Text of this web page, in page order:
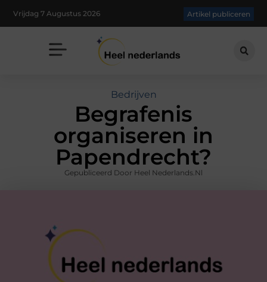
Vrijdag 7 Augustus 2026 Artikel publiceren
Bedrijven
Begrafenis
organiseren in
Papendrecht?
Gepubliceerd Door Heel Nederlands.nl